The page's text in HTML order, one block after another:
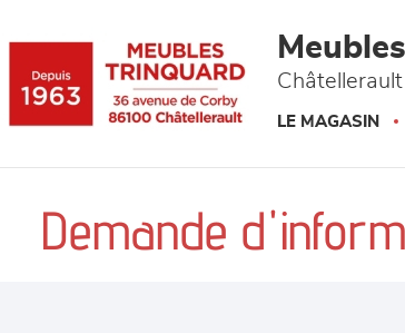
LE MAGASIN
Demande